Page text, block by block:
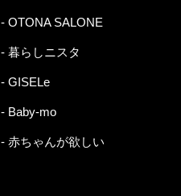
- OTONA SALONE
- 暮らしニスタ
- GISELe
- Baby-mo
- 赤ちゃんが欲しい